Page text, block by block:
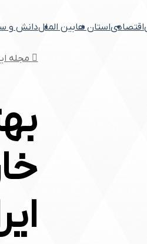
اقتصادیاستان هابین المللدانش و
مجله